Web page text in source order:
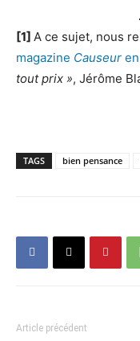
[1] A ce sujet, nous
magazine Causeur
tout prix », Jérôme
TAGS bien pensance
Article précédent